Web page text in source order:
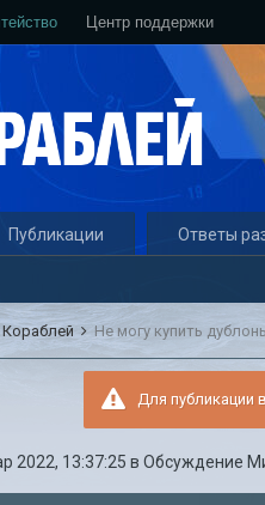
Центр поддержки
Публикации Ответы
Не могу купить
Для публикации
2022, 13:37:25 вОбсуждение